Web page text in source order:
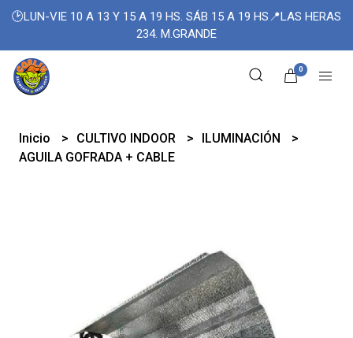
🕑LUN-VIE 10 A 13 Y 15 A 19 HS. SÁB 15 A 19 HS📍LAS HERAS
234. M.GRANDE
0
Inicio CULTIVO INDOOR
ILUMINACIÓN
AGUILA GOFRADA + CABLE